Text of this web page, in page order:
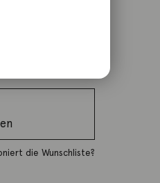
die Wunschliste?